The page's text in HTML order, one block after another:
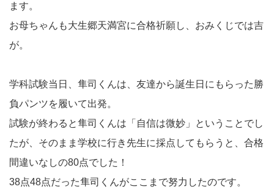
ます。
お母ちゃんも大生郷天満宮に合格祈願し、おみくじでは吉
が。
学科試験当日、隼司くんは、友達から誕生日にもらった勝
負パンツを履いて出発。
試験が終わると隼司くんは「自信は微妙」ということでし
たが、そのまま学校に行き先生に採点してもらうと、合格
間違いなしの80点でした！
38点48点だった隼司くんがここまで努力したのです。